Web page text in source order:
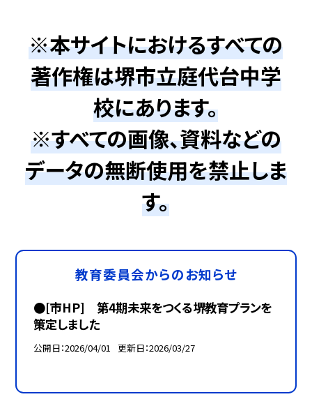
※本サイトにおけるすべての
著作権は堺市立庭代台中学
校にあります。
※すべての画像、資料などの
データの無断使用を禁止しま
す。
教育委員会からのお知らせ
●[市HP] 第4期未来をつくる堺教育プランを
策定しました
公開日 2026/04/01 更新日 2026/03/27